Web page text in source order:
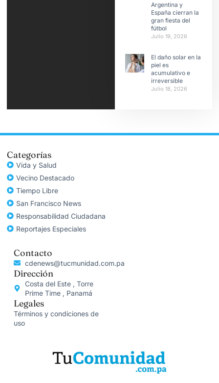
Argentina y
España cierran la
gran fiesta del
fútbol
Julio 19, 2026
El daño solar en la
piel es
acumulativo e
irreversible
Julio 18, 2026
Categorías
Vida y Salud
Vecino Destacado
Tiempo Libre
San Francisco News
Responsabilidad Ciudadana
Reportajes Especiales
Contacto
cdenews@tucmunidad.com.pa
Dirección
Costa del Este , Torre
Prime Time , Panamá
Legales
Términos y condiciones de
uso